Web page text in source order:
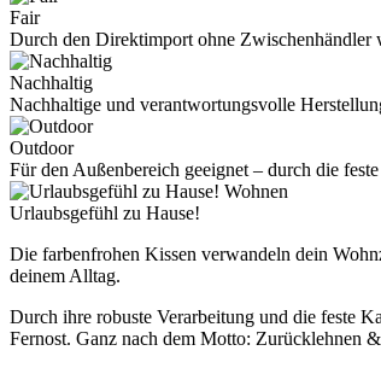
Fair
Durch den Direktimport ohne Zwischenhändler
Nachhaltig
Nachhaltige und verantwortungsvolle
Outdoor
Für den Außenbereich geeignet – durch die
Wohnen
Urlaubsgefühl zu Hause!
Die farbenfrohen Kissen verwandeln dein
deinem Alltag.
Durch ihre robuste Verarbeitung und die feste
Fernost. Ganz nach dem Motto: Zurücklehnen